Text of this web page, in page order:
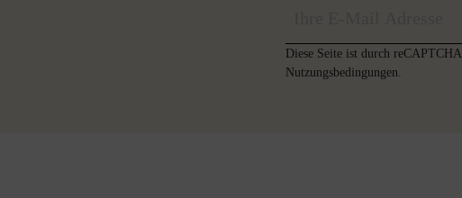
Diese Seite ist durch
Nutzungsbedingungen.